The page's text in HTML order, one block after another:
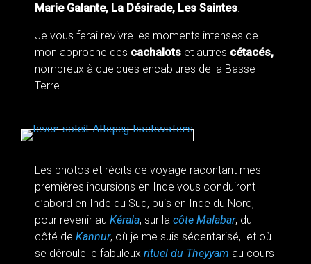
Marie Galante, La Désirade, Les Saintes.
Je vous ferai revivre les moments intenses de
mon approche des cachalots et autres cétacés,
nombreux à quelques encablures de la Basse-
Terre.
Les photos et récits de voyage racontant mes
premières incursions en Inde vous conduiront
d’abord en Inde du Sud, puis en Inde du Nord,
pour revenir au Kérala, sur la côte Malabar, du
côté de Kannur, où je me suis sédentarisé, et où
se déroule le fabuleux rituel du Theyyam au cours